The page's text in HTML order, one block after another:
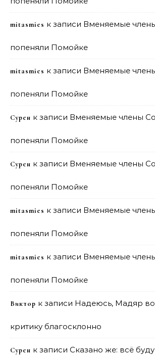
mitasmies к записи Вменяемые
попеняли Помойке
mitasmies к записи Вменяемые
попеняли Помойке
Сурен к записи Вменяемые члены
попеняли Помойке
Сурен к записи Вменяемые члены
попеняли Помойке
mitasmies к записи Вменяемые
попеняли Помойке
mitasmies к записи Вменяемые
попеняли Помойке
Виктор к записи Надеюсь, Мадяр
критику благосклонно
Сурен к записи Сказано же: всё